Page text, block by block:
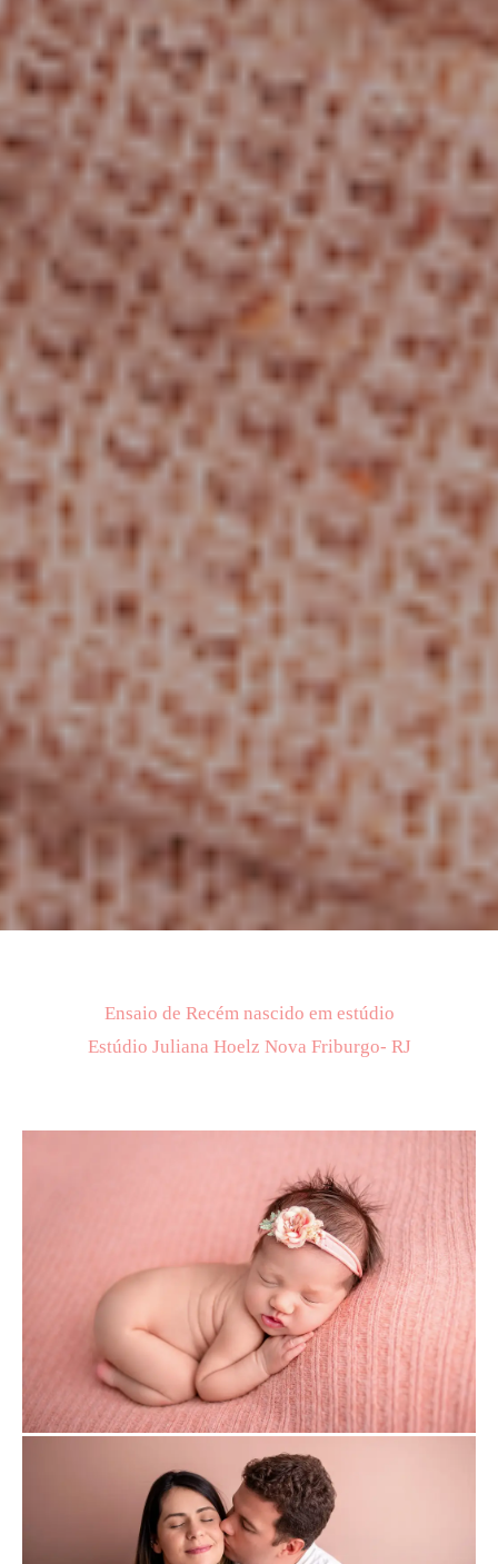
Ensaio de Recém nascido em estúdio
Estúdio Juliana Hoelz Nova Friburgo- RJ